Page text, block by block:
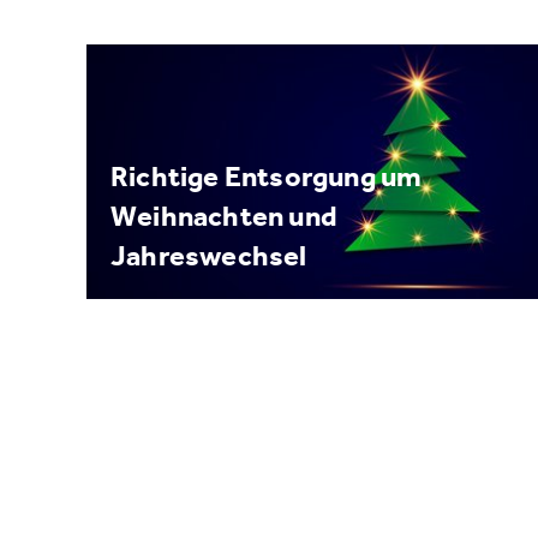
Richtige Entsorgung um
Weihnachten und
Jahreswechsel